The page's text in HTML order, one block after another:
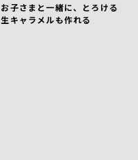
お子さまと一緒に、とろける
生キャラメルも作れる